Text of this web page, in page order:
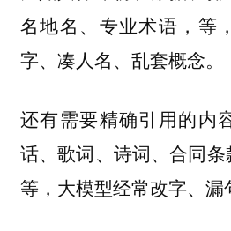
名地名、专业术语 ，等
字、凑人名、乱套概念。
还有需要精确引用的内
话、歌词、诗词、合同
等，大模型经常改字、漏